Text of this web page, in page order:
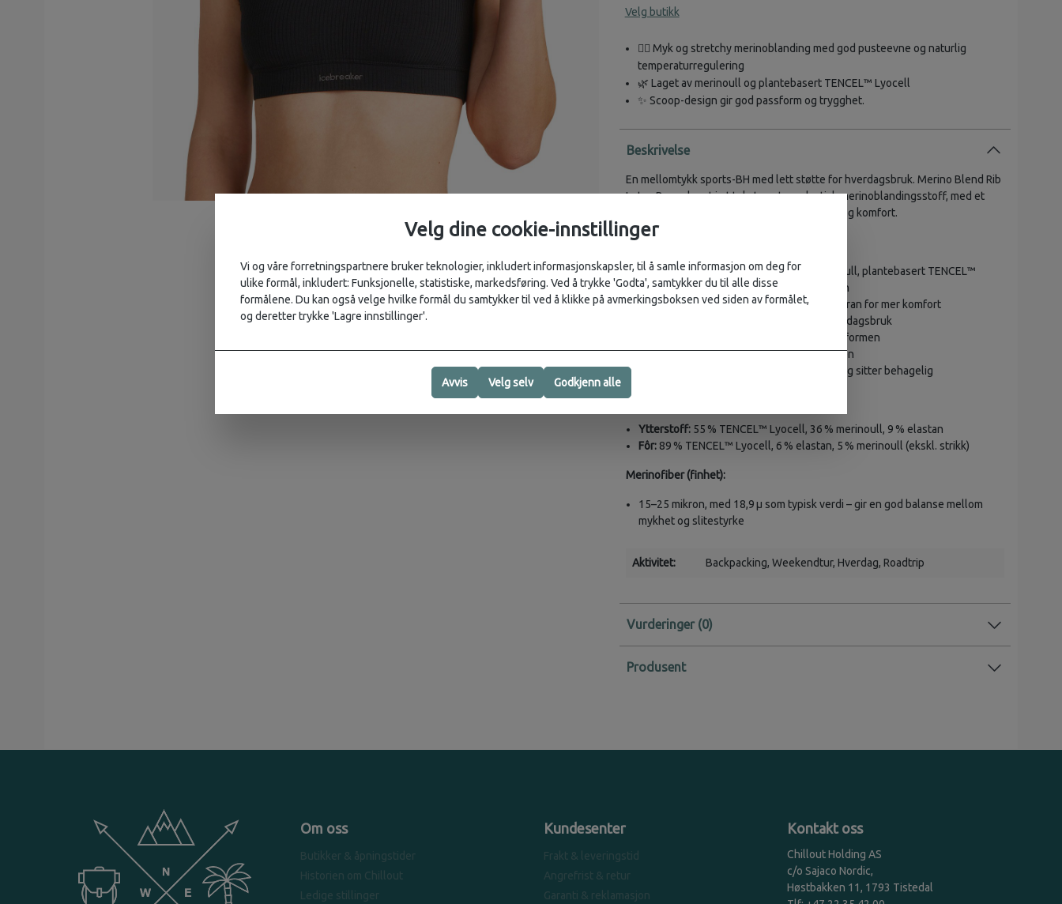
Velg butikk
🤸‍♀️ Myk og stretchy merinoblanding med god pusteevne og naturlig
temperaturregulering
🌿 Laget av merinoull og plantebasert TENCEL™ Lyocell
✨ Scoop-design gir god passform og trygghet.
Beskrivelse
En mellomtykk sports-BH med lett støtte for hverdagsbruk. Merino Blend Rib
Lotus Bra er laget i et teksturert og elastisk merinoblandingsstoff, med et
firkantet scoop-design som gir god dekning og komfort.
Funksjoner:
Teksturert ribbestrikk laget av myk merinoull, plantebasert TENCEL™
Lyocell og elastan – gir komfort hele dagen
Firkantet utringning med ekstra dekning foran for mer komfort
Allsidig BH med lett støtte – ideell for hverdagsbruk
Ribbestrukturen gir god stretch og holder formen
Myk innvendig fôring for komfort mot huden
Elastisk bånd under bysten gir lett støtte og sitter behagelig
Materialinnhold:
Ytterstoff:55 % TENCEL™ Lyocell, 36 % merinoull, 9 % elastan
Fôr:89 % TENCEL™ Lyocell, 6 % elastan, 5 % merinoull (ekskl. strikk)
Merinofiber (finhet):
15–25 mikron, med 18,9 µ som typisk verdi – gir en god balanse mellom
mykhet og slitestyrke
Aktivitet: Backpacking, Weekendtur, Hverdag, Roadtrip
Vurderinger
Produsent
Om oss
Butikker & åpningstider
Historien om Chillout
Ledige stillinger
Kundesenter
Frakt & leveringstid
Angrefrist & retur
Garanti & reklamasjon
Kontakt oss
Chillout Holding AS
c/o Sajaco Nordic,
Høstbakken 11, 1793 Tistedal
Velg dine cookie-innstillinger
Vi og våre forretningspartnere bruker teknologier, inkludert informasjonskapsler, til å samle informasjon om deg for
ulike formål, inkludert: Funksjonelle, statistiske, markedsføring. Ved å trykke 'Godta', samtykker du til alle disse
formålene. Du kan også velge hvilke formål du samtykker til ved å klikke på avmerkingsboksen ved siden av formålet,
og deretter trykke 'Lagre innstillinger'.
Avvis Velg selv Godkjenn alle